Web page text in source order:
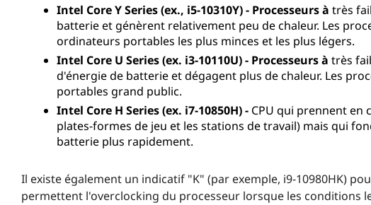
Intel Core Y Series (ex., i5-10310Y) - Processeurs à très
batterie et génèrent relativement peu de chaleur. Les
ordinateurs portables les plus minces et les plus légers.
Intel Core U Series (ex. i3-10110U) - Processeurs à très
d'énergie de batterie et dégagent plus de chaleur. Les
portables grand public.
Intel Core H Series (ex. i7-10850H) - CPU qui prennent en
plates-formes de jeu et les stations de travail) mais qui
batterie plus rapidement.
Il existe également un indicatif "K" (par exemple, i9-10980HK)
permettent l'overclocking du processeur lorsque les conditions